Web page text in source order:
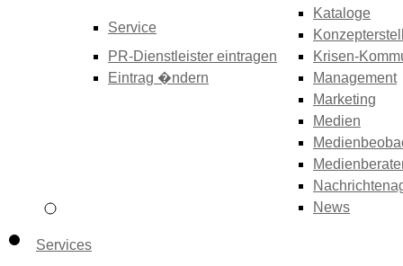
Service
PR-Dienstleister eintragen
Eintrag �ndern
Kataloge
Krisen-
Management
Marketing
Medien
News
Services